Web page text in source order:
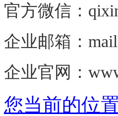
官方微信：
企业邮箱：
企业官网：
您当前的位置